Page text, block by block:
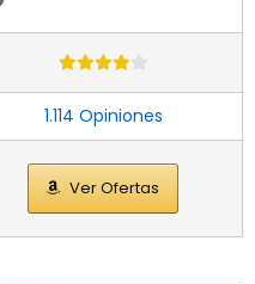
1.114 Opiniones
Ver Ofertas